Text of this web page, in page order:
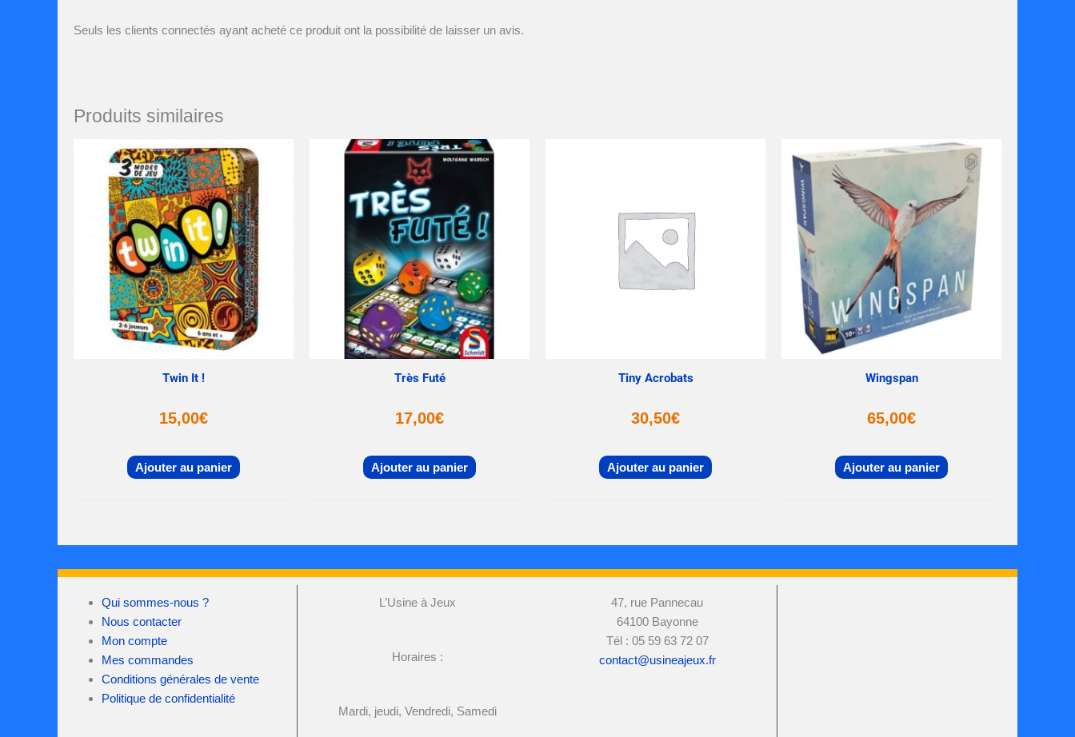
Seuls les clients connectés ayant acheté ce produit ont la possibilité de laisser un avis.
Produits similaires
Twin It !
15,00€
Ajouter au panier
Très Futé
17,00€
Ajouter au panier
Tiny Acrobats
30,50€
Ajouter au panier
Wingspan
65,00€
Ajouter au panier
Qui sommes-nous ?
Nous contacter
Mon compte
Mes commandes
Conditions générales de vente
Politique de confidentialité
L’Usine à Jeux
Horaires :
Mardi, jeudi, Vendredi, Samedi
47, rue Pannecau
64100 Bayonne
Tél : 05 59 63 72 07
contact@usineajeux.fr